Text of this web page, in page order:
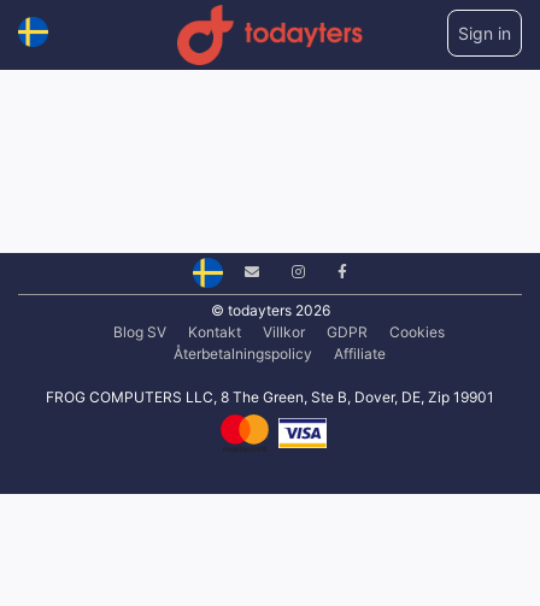
Sign in
© todayters 2026
Blog SV
Kontakt Villkor GDPR
Cookies
Återbetalningspolicy
Affiliate
FROG COMPUTERS LLC, 8 The Green, Ste B, Dover, DE, Zip 19901